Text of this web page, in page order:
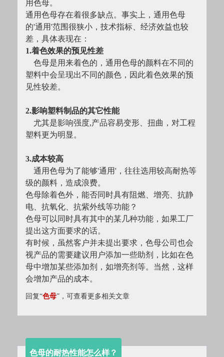
用色母。
通用色母存在着很多缺点。事实上，通用色母
的'通用'范围很狭小，技术指标、经济效益也较
差，具体表现在：
1.着色效果的预见性差
色母是用来着色的，通用色母的颜料在不同的
塑料中会呈现出不同的颜色，因此着色效果的预
见性较差。
2.影响塑料制品的其它性能
尤其是影响强度,产品容易变形、扭曲，对工程
塑料更为明显。
3.成本较高
通用色母为了能够'通用'，往往选用较高耐热等
级的颜料，造成浪费。
色母除着色外，能否同时具有阻燃、增亮、抗静
电、抗氧化、抗紫外线等功能？
色母可以同时具有其中的某几种功能，如果工厂
提出这方面要求的话。
有时候，虽然客户并未提出要求，色母公司也会
视产品的需要建议用户添加一些助剂，比如在色
母中增加某些添加剂，如增亮剂等。当然，这样
会增加产品的成本。
回复“色母”，可查看更多相关文章
色母的耐热性能怎么样？